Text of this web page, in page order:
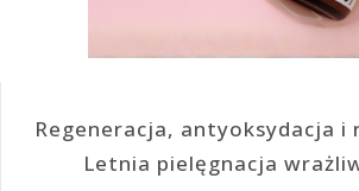
Regeneracja, antyoksydacja i
Letnia pielęgnacja